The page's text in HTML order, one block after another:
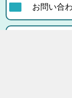
お問い合